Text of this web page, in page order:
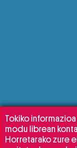
Tokiko
modu librean
Horretarako zure